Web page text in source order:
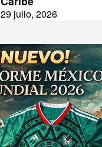
29 julio, 2026